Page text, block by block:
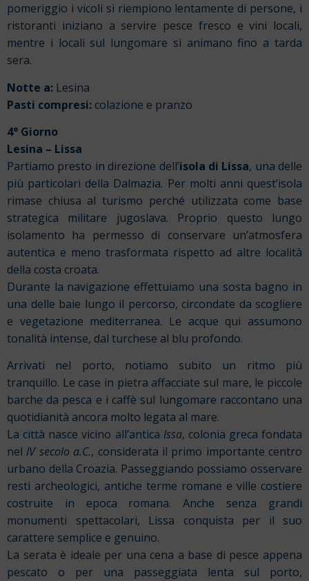
pomeriggio i vicoli si riempiono lentamente di persone, i
ristoranti iniziano a servire pesce fresco e vini locali,
mentre i locali sul lungomare si animano fino a tarda
sera.
Notte a: Lesina
Pasti compresi: colazione e pranzo
4° Giorno
Lesina – Lissa
Partiamo presto in direzione dell’isola di Lissa, una delle
più particolari della Dalmazia. Per molti anni quest’isola
rimase chiusa al turismo perché utilizzata come base
strategica militare jugoslava. Proprio questo lungo
isolamento ha permesso di conservare un’atmosfera
autentica e meno trasformata rispetto ad altre località
della costa croata.
Durante la navigazione effettuiamo una sosta bagno in
una delle baie lungo il percorso, circondate da scogliere
e vegetazione mediterranea. Le acque qui assumono
tonalità intense, dal turchese al blu profondo.
Arrivati nel porto, notiamo subito un ritmo più
tranquillo. Le case in pietra affacciate sul mare, le piccole
barche da pesca e i caffè sul lungomare raccontano una
quotidianità ancora molto legata al mare.
La città nasce vicino all’antica Issa, colonia greca fondata
nel IV secolo a.C., considerata il primo importante centro
urbano della Croazia. Passeggiando possiamo osservare
resti archeologici, antiche terme romane e ville costiere
costruite in epoca romana. Anche senza grandi
monumenti spettacolari, Lissa conquista per il suo
carattere semplice e genuino.
La serata è ideale per una cena a base di pesce appena
pescato o per una passeggiata lenta sul porto,